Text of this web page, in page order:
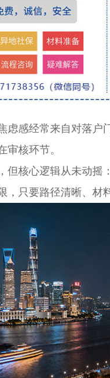
感经常来自对落户
审核环节。
核心逻辑从未动摇：
只要路径清晰、材